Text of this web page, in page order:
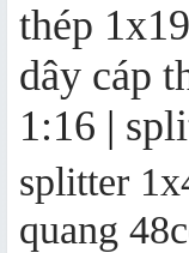
thép
dây cáp
1:16 |
splitter
quang